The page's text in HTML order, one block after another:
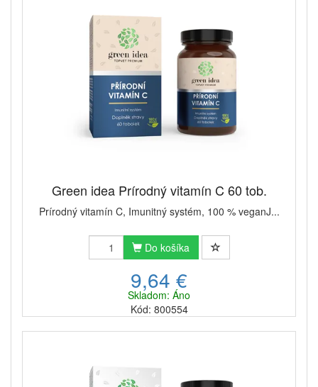
Green idea Prírodný vitamín C 60 tob.
Prírodný vitamín C, Imunitný systém, ​100 % veganJ...
Do košíka
9,64 €
Skladom: Áno
Kód: 800554